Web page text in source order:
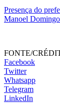
Presença do
Manoel
FONTE/
Facebook
Twitter
Whatsapp
Telegram
LinkedIn